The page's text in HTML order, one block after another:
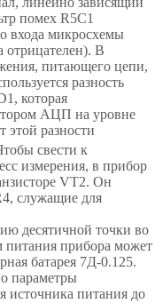
помех R5C1
входа микросхемы
). В
питающего цепи,
разность
1, которая
АЦП на уровне
разности
свести к
измерения, в прибор
VТ2. Он
служащие для
десятичной точки во
прибора может
батарея 7Д-0.125.
параметры
источника питания до